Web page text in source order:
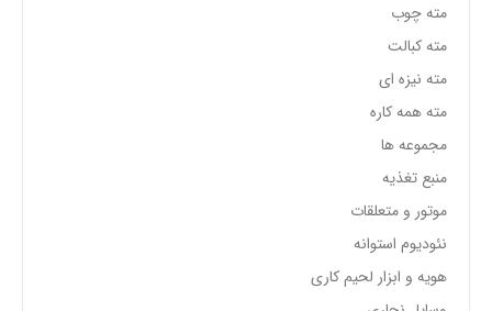
مته چوب
مته کبالت
مته نیزه ای
مته همه کاره
مجموعه ها
منبع تغذیه
موتور و متعلقات
نئودیوم استوانه
هویه و ابزار لحیم کاری